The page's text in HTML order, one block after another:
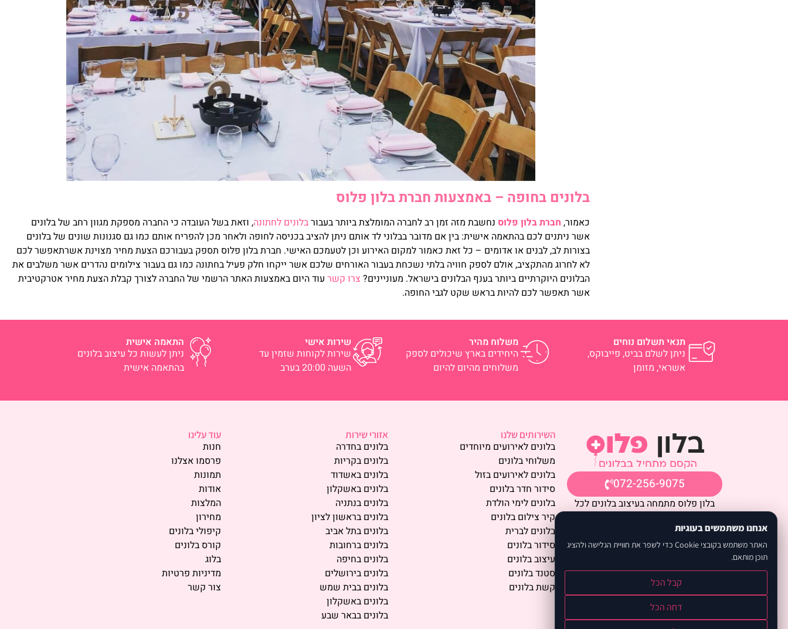
בלונים בחופה – באמצעות חברת בלון פלוס
כאמור, חברת בלון פלוסנחשבת מזה זמן רב לחברה המומלצת ביותר בעבורבלונים לחתונה, וזאת בשל העובדה כי החברה מספקת מגוון רחב של בלונים
אשר ניתנים לכם בהתאמה אישית: בין אם מדובר בבלוני לד אותם ניתן להציב בכניסה לחופה ולאחר מכן להפריח אותם כמו גם סגנונות שונים של בלונים
בצורות לב, לבנים או אדומים – כל זאת כאמור למקום האירוע וכן לטעמכם האישי. חברת בלון פלוס תספק בעבורכם הצעת מחיר מצוינת אשרתאפשר לכם
לא לחרוג מהתקציב, אולם לספק חוויה בלתי נשכחת בעבור האורחים שלכם אשר ייקחו חלק פעיל בחתונה כמו גם בעבור צילומים נהדרים אשר משלבים את
הבלונים היוקרתיים ביותר בענף הבלונים בישראל. מעוניינים? צרו קשרעוד היום באמצעות האתר הרשמי של החברה לצורך קבלת הצעת מחיר אטרקטיבית
אשר תאפשר לכם להיות בראש שקט לגבי החופה.
תנאי תשלום נוחים
ניתן לשלם בביט, פייבוקס,
אשראי, מזומן
משלוח מהיר
היחידים בארץ שיכולים לספק
משלוחים מהיום להיום
שירות אישי
שירות לקוחות שזמין עד
השעה 20:00 בערב
התאמה אישית
ניתן לעשות כל עיצוב בלונים
בהתאמה אישית
072-256-9075
בלון פלוס מתמחה בעיצוב בלונים לכל
בר/בת מצווה, הצעות נישואין, מסיבות
הפתעה, אירועי חברה ועוד.
שליחויות מהירות בפריסה ארצית, שירות
מקצועי ואווירה שמרגישה חגיגה בכל
מקום.
השירותים שלנו
בלונים לאירועים מיוחדים
משלוחי בלונים
בלונים לאירועים בזול
סידור חדר בלונים
בלונים לימי הולדת
קיר צילום בלונים
בלונים לברית
סידור בלונים
עיצוב בלונים
סטנד בלונים
קשת בלונים
אזורי שירות
בלונים בחדרה
בלונים בקריות
בלונים באשדוד
בלונים באשקלון
בלונים בנתניה
בלונים בראשון לציון
בלונים בתל אביב
בלונים ברחובות
בלונים בחיפה
בלונים בירושלים
בלונים בבית שמש
בלונים באשקלון
בלונים בבאר שבע
עוד עלינו
חנות
פרסמו אצלנו
תמונות
אודות
המלצות
מחירון
קיפולי בלונים
קורס בלונים
בלוג
מדיניות פרטיות
צור קשר
אנחנו משתמשים בעוגיות
האתר משתמש בקובצי Cookie כדי לשפר את חוויית הגלישה ולהציג
תוכן מותאם.
קבל הכל
דחה הכל